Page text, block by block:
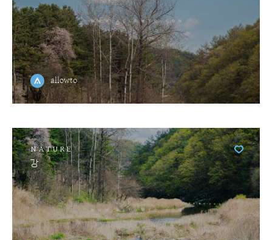
allowto
NATURE
강